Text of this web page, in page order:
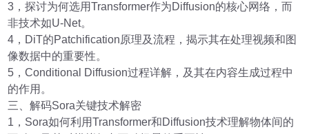
3，探讨为何选用Transformer作为Diffusion的核心网络，而
非技术如U-Net。
4，DiT的Patchification原理及流程，揭示其在处理视频和图
像数据中的重要性。
5，Conditional Diffusion过程详解，及其在内容生成过程中
的作用。
三、解码Sora关键技术解密
1，Sora如何利用Transformer和Diffusion技术理解物体间的